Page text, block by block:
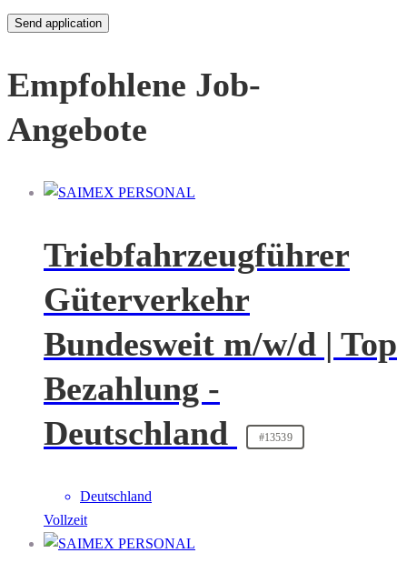
Empfohlene Job-
Angebote
Triebfahrzeugführer
Güterverkehr
Bundesweit m/w/d | Top
Bezahlung -
Deutschland
#13539
Deutschland
Vollzeit